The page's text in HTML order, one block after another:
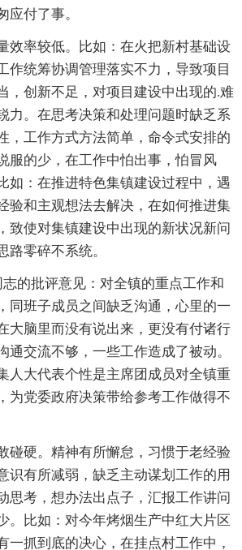
应付了事。
效率较低。比如：在火把新村基础设
作统筹协调管理落实不力，导致项目
，创新不足，对项目建设中出现的.难
力。在思考决策和处理问题时缺乏系
，工作方式方法简单，命令式安排的
服的少，在工作中怕出事，怕冒风
如：在推进特色集镇建设过程中，遇
验和主观想法去解决，在如何推进集
致使对集镇建设中出现的新状况新问
路零碎不系统。
的批评意见：对全镇的重点工作和
同班子成员之间缺乏沟通，心里的一
大脑里而没有说出来，更没有付诸行
通交流不够，一些工作造成了被动。
人大代表个性是主席团成员对全镇重
为党委政府决策带给参考工作做得不
碰硬。精神有所懈怠，习惯于老经验
识有所减弱，缺乏主动谋划工作的用
思考，想办法出点子，汇报工作讲问
。比如：对今年烤烟生产中红大片区
一抓到底的决心，在挂点村工作中，